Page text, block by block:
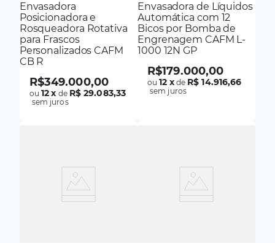
Envasadora
Posicionadora e
Rosqueadora Rotativa
para Frascos
Personalizados CAFM
CB R
R$349.000,00
ou12x de R$ 29.083,33
sem juros
Envasadora de Líquidos
Automática com 12
Bicos por Bomba de
Engrenagem CAFM L-
1000 12N GP
R$179.000,00
ou12 xde R$ 14.916,66
sem juros